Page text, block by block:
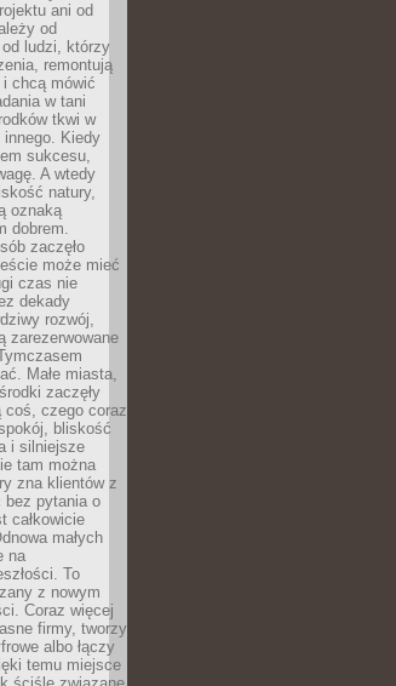
ani od
od
od ludzi, którzy
remontują
chcą mówić
w tani
tkwi w
Kiedy
sukcesu,
A wtedy
natury,
oznaką
dobrem.
zaczęło
może mieć
czas nie
dekady
rozwój,
zarezerwowane
Małe miasta,
zaczęły
coś, czego coraz
bliskość
i silniejsze
tam można
zna klientów z
bez pytania o
całkowicie
małych
na
To
z nowym
Coraz więcej
firmy, tworzy
albo łączy
temu miejsce